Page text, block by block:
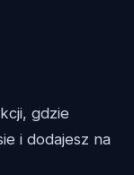
gdzie
i dodajesz na